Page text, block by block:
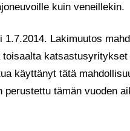
kuin veneillekin.
Lakimuutos
käyttänyt tätä
tämän vuoden